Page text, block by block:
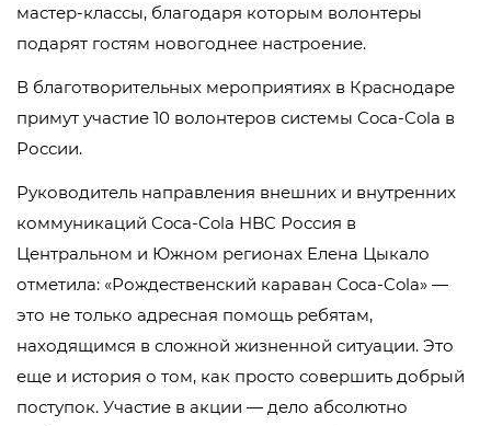
мастер-классы, благодаря которым волонтеры
подарят гостям новогоднее настроение.
В благотворительных мероприятиях в Краснодаре
примут участие 10 волонтеров системы Coca-Cola в
России.
Руководитель направления внешних и внутренних
коммуникаций Coca-Cola HBC Россия в
Центральном и Южном регионах Елена Цыкало
отметила: «Рождественский караван Coca-Cola» —
это не только адресная помощь ребятам,
находящимся в сложной жизненной ситуации. Это
еще и история о том, как просто совершить добрый
поступок. Участие в акции — дело абсолютно